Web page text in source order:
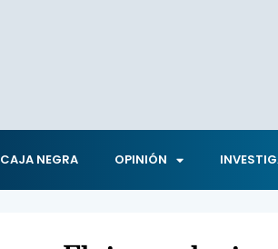
CAJA NEGRA OPINIÓN